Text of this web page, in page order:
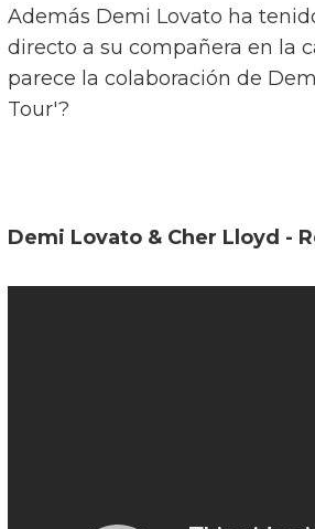
Además Demi Lovato ha
directo a su compañera en la
parece la colaboración de
Tour'?
Demi Lovato & Cher Lloyd -